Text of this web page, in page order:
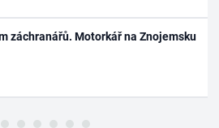
záchranářů. Motorkář na Znojemsku